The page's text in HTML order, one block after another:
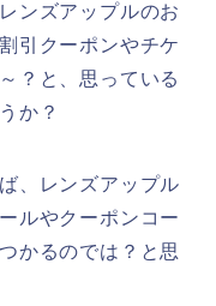
ンズアップルのお
引クーポンやチケ
？と、思っている
か？
、レンズアップル
ルやクーポンコー
かるのでは？と思